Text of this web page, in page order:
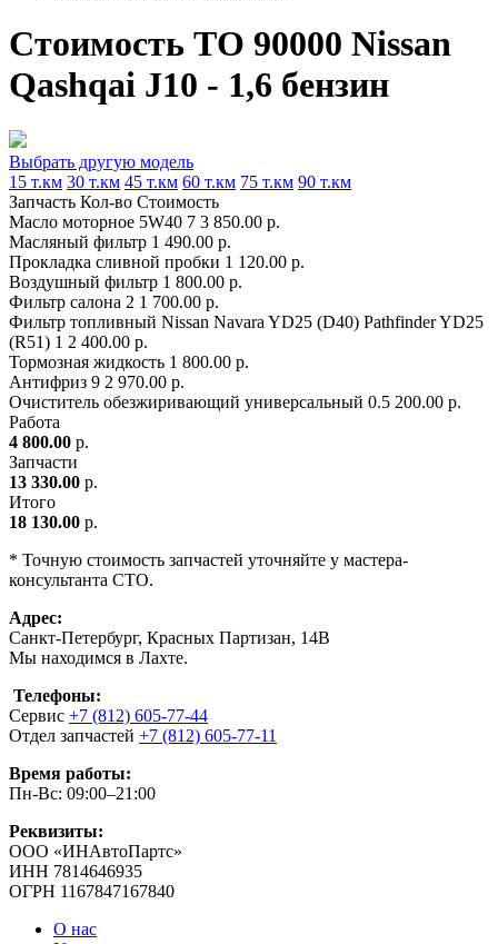
Стоимость ТО 90000 Nissan
Qashqai J10 - 1,6 бензин
Выбрать другую модель
15 т.км 30 т.км 45 т.км 60 т.км 75 т.км 90 т.км
Запчасть Кол-во Стоимость
Масло моторное 5W40 7 3 850.00 р.
Масляный фильтр 1 490.00 р.
Прокладка сливной пробки 1 120.00 р.
Воздушный фильтр 1 800.00 р.
Фильтр салона 2 1 700.00 р.
Фильтр топливный Nissan Navara YD25 (D40) Pathfinder YD25
(R51) 1 2 400.00 р.
Тормозная жидкость 1 800.00 р.
Антифриз 9 2 970.00 р.
Очиститель обезжиривающий универсальный 0.5 200.00 р.
Работа
4 800.00 р.
Запчасти
13 330.00 р.
Итого
18 130.00 р.
* Точную стоимость запчастей уточняйте у мастера-
консультанта СТО.
Адрес:
Санкт-Петербург, Красных Партизан, 14В
Мы находимся в Лахте.
Телефоны:
Сервис +7 (812) 605-77-44
Отдел запчастей +7 (812) 605-77-11
Время работы:
Пн-Вс: 09:00–21:00
Реквизиты:
ООО «ИНАвтоПартс»
ИНН 7814646935
ОГРН 1167847167840
О нас